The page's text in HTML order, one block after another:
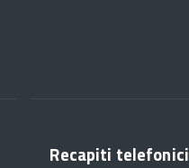
Recapiti telefonici